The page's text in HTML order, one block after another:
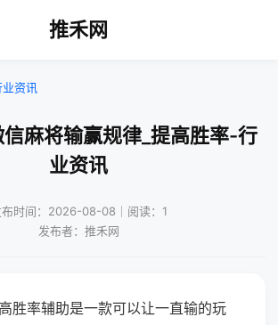
推禾网
资讯
麻将输赢规律_提高胜率-行
业资讯
布时间：2026-08-08｜阅读：1
发布者：推禾网
胜率辅助是一款可以让一直输的玩